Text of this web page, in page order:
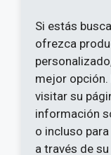
Si estás
ofrezca
mejor
visitar su
información
o incluso
a través de